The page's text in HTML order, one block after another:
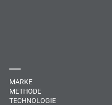
MARKE
METHODE
TECHNOLOGIE